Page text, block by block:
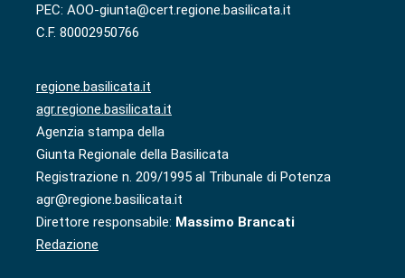
PEC: AOO-giunta@cert.regione.basilicata.it
C.F. 80002950766
regione.basilicata.it
agr.regione.basilicata.it
Agenzia stampa della
Giunta Regionale della Basilicata
Registrazione n. 209/1995 al Tribunale di Potenza
agr@regione.basilicata.it
Direttore responsabile: Massimo Brancati
Redazione